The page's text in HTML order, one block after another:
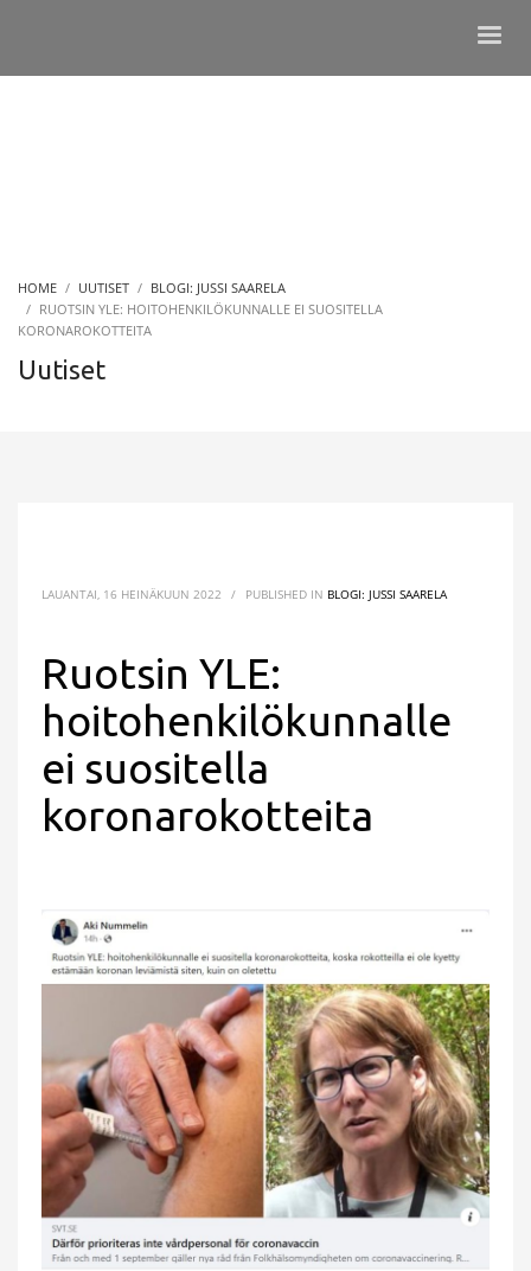
HOME UUTISET
BLOGI: JUSSI SAARELA
RUOTSIN YLE: HOITOHENKILÖKUNNALLE EI SUOSITELLA
KORONAROKOTTEITA
Uutiset
LAUANTAI, 16 HEINÄKUUN 2022 / PUBLISHED IN BLOGI: JUSSI SAARELA
Ruotsin YLE:
hoitohenkilökunnalle
ei suositella
koronarokotteita